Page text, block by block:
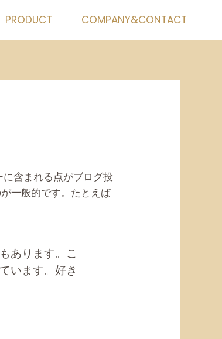
PRODUCT COMPANY&CONTACT
含まれる点がブログ投
一般的です。たとえば
あります。こ
います。好き